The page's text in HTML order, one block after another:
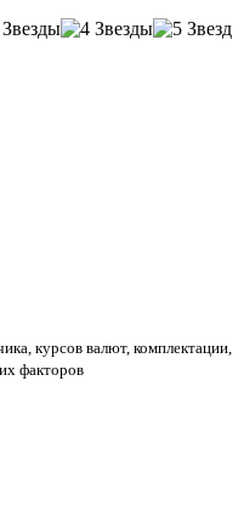
курсов валют, комплектации,
факторов